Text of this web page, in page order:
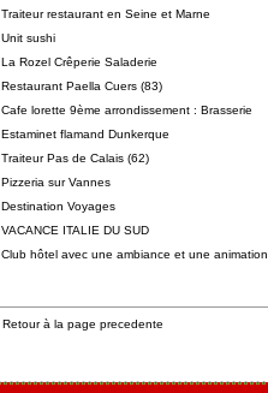
Traiteur restaurant en Seine et Marne
Unit sushi
La Rozel Crêperie Saladerie
Restaurant Paella Cuers (83)
Cafe lorette 9ème arrondissement : Brasserie
Estaminet flamand Dunkerque
Traiteur Pas de Calais (62)
Pizzeria sur Vannes
Destination Voyages
VACANCE ITALIE DU SUD
Club hôtel avec une ambiance et une animation
Retour à la page precedente